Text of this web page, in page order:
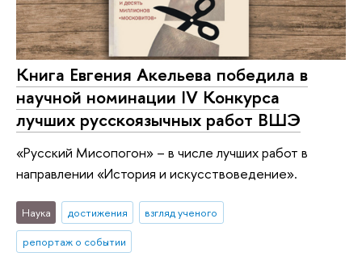
Книга Евгения Акельева победила в
научной номинации IV Конкурса
лучших русскоязычных работ ВШЭ
«Русский Мисопогон» – в числе лучших работ в
направлении «История и искусствоведение».
Наука достижения
взгляд ученого
репортаж о событии